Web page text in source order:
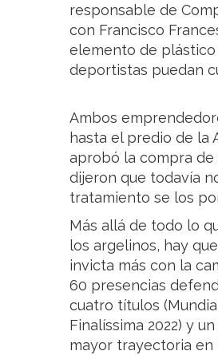
responsable de
con Francisco
elemento de
deportistas puedan
Ambos
hasta el predio de la
aprobó la compra de
dijeron que todavía
tratamiento se los
Más allá de todo lo
los argelinos, hay
invicta más con la
60 presencias
cuatro títulos
Finalíssima 2022) y
mayor trayectoria en